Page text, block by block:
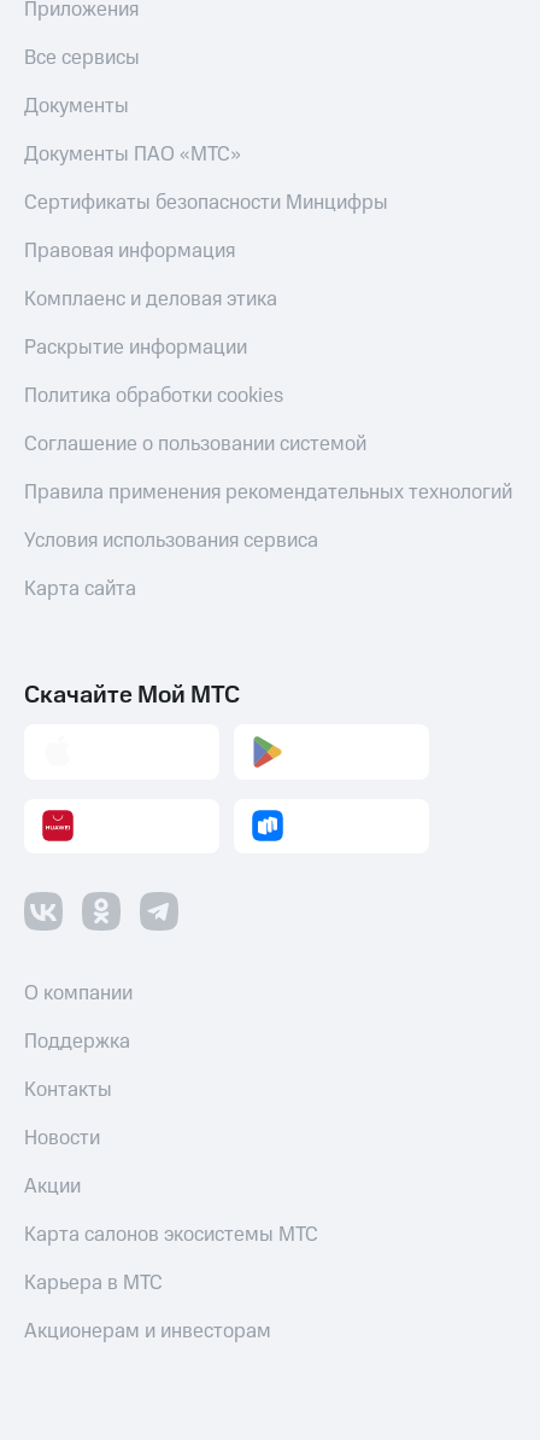
Приложения
Все сервисы
Документы
Документы ПАО «МТС»
Сертификаты безопасности Минцифры
Правовая информация
Комплаенс и деловая этика
Раскрытие информации
Политика обработки cookies
Соглашение о пользовании системой
Правила применения рекомендательных технологий
Условия использования сервиса
Карта сайта
Скачайте Мой МТС
О компании
Поддержка
Контакты
Новости
Акции
Карта салонов экосистемы МТС
Карьера в МТС
Акционерам и инвесторам